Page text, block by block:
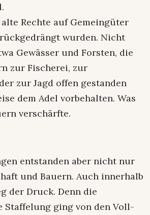
Rechte auf Gemeingüter
wurden. Nicht
Gewässer und Forsten, die
zur Fischerei, zur
zur Jagd offen gestanden
dem Adel vorbehalten. Was
verschärfte.
entstanden aber nicht nur
und Bauern. Auch innerhalb
der Druck. Denn die
Staffelung ging von den Voll-